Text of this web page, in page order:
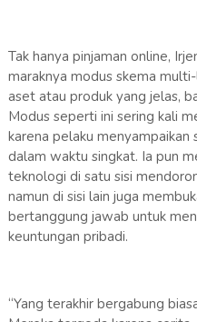
Tak hanya pinjaman online,
maraknya modus skema
aset atau produk yang jelas,
Modus seperti ini sering kali
karena pelaku
dalam waktu singkat. Ia pun
teknologi di satu sisi
namun di sisi lain juga
bertanggung jawab untuk
keuntungan pribadi.
“Yang terakhir bergabung